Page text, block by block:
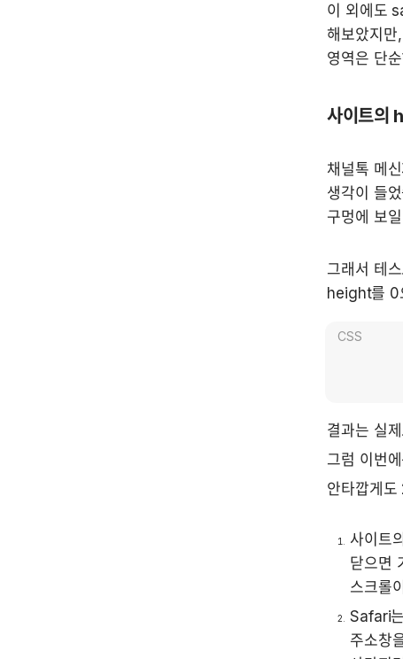
이 외에도
해보았지
영역은 단
사이트의
채널톡 메
생각이 들
구멍에 보
그래서 테
height를 0
CSS
결과는 실
그럼 이번
안타깝게도
사이트
닫으면
스크롤
Safari
주소창